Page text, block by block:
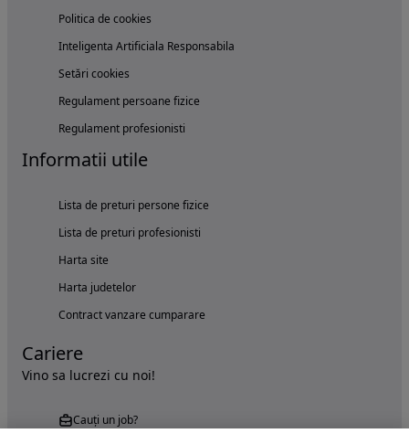
Politica de cookies
Inteligenta Artificiala Responsabila
Setări cookies
Regulament persoane fizice
Regulament profesionisti
Informatii utile
Lista de preturi persone fizice
Lista de preturi profesionisti
Harta site
Harta judetelor
Contract vanzare cumparare
Cariere
Vino sa lucrezi cu noi!
Cauți un job?